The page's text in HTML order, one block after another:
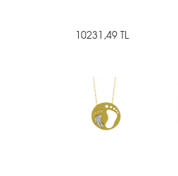
10231,49 TL